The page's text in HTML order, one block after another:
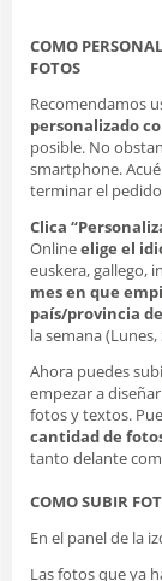
COMO
FOTOS
Recomendamos
personalizado
posible. No
smartphone.
terminar el
Clica
Onlineelige el
euskera, gallego,
mes en que
país/provincia
la semana
Ahora puedes
empezar a
fotos y textos.
cantidad de
tanto delante
COMO SUBIR
En el panel de la
Las fotos que ya